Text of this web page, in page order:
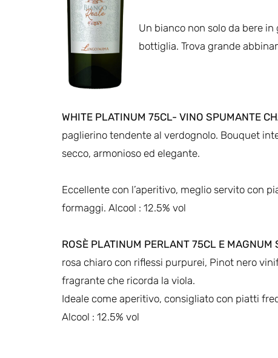
Un bianco non solo da bere
bottiglia. Trova grande
WHITE PLATINUM 75CL- VINO SPUMANTE
paglierino tendente al verdognolo. Bouquet
secco, armonioso ed elegante.
Eccellente con l’aperitivo, meglio servito con
formaggi. Alcool : 12.5% vol
ROSÈ PLATINUM PERLANT 75CL E MAGNUM
rosa chiaro con riflessi purpurei, Pinot nero
fragrante che ricorda la viola.
Ideale come aperitivo, consigliato con piatti
Alcool : 12.5% vol